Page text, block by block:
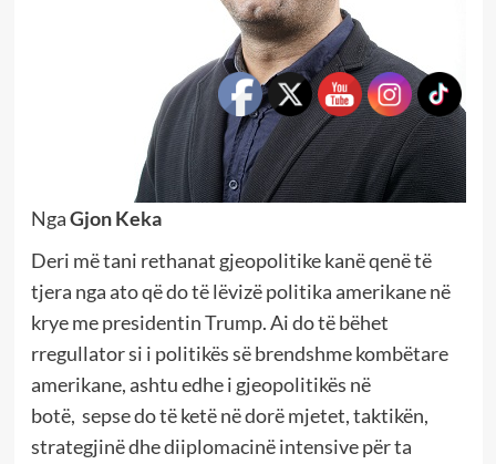
NgaGjon Keka
Deri më tani rethanat gjeopolitike kanë qenë të
tjera nga ato që do të lëvizë politika amerikane në
krye me presidentin Trump. Ai do të bëhet
rregullator si i politikës së brendshme kombëtare
amerikane, ashtu edhe i gjeopolitikës në
botë, sepse do të ketë në dorë mjetet, taktikën,
strategjinë dhe diiplomacinë intensive për ta